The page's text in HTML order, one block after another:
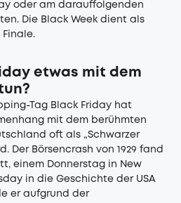
oder am darauffolgenden
Die Black Week dient als
etwas mit dem
Tag Black Friday hat
mit dem berühmten
oft als „Schwarzer
Der Börsencrash von 1929 fand
einem Donnerstag in New
in die Geschichte der USA
er aufgrund der